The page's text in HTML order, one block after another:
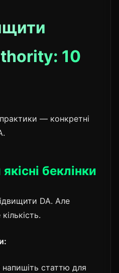
10
— конкретні
беклінки
DA. Але
напишіть статтю для